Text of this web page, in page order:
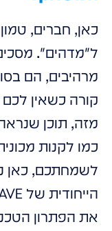
כאן, חברים,
ל"מדהים".
מרהיבים, הם
קורה כשאין
מזה, תוכן
כמו לקנות
לשמחתכם, כאן
את הפתרון